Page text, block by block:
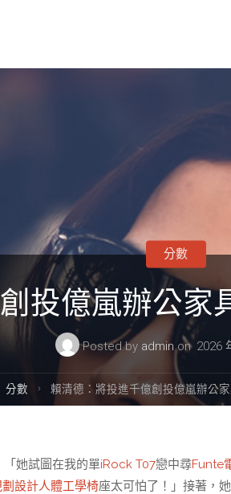
投億嵐辦公家
Posted by admin on 2026
分數
分數 賴清德：將投進千億創投億嵐辦公
「她試圖在我的單iRock T07戀中尋Funte
設計人體工學椅座太可怕了！」接著，